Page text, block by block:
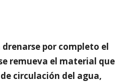
por completo el
remueva el material que
circulación del agua,